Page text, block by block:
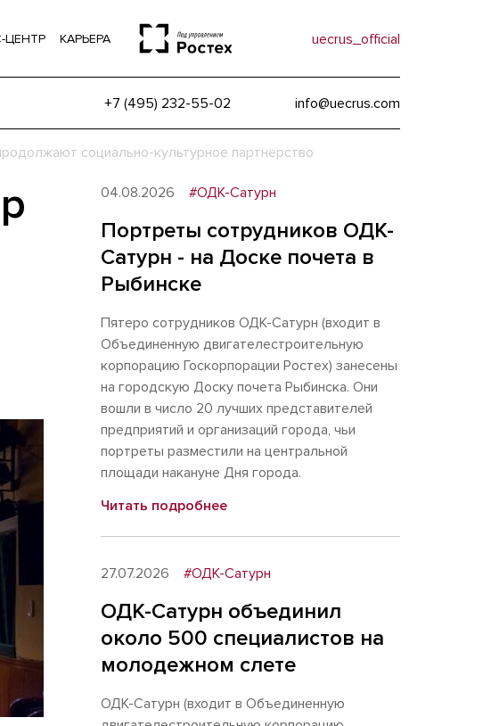
ЦЕНТР КАРЬЕРА uecrus_official
+7 (495) 232-55-02 info@uecrus.com
социально-культурное партнерство
04.08.2026 #ОДК-Сатурн
Портреты сотрудников ОДК-
Сатурн - на Доске почета в
Рыбинске
Пятеро сотрудников ОДК-Сатурн (входит в
Объединенную двигателестроительную
корпорацию Госкорпорации Ростех) занесены
на городскую Доску почета Рыбинска. Они
вошли в число 20 лучших представителей
предприятий и организаций города, чьи
портреты разместили на центральной
площади накануне Дня города.
Читать подробнее
27.07.2026 #ОДК-Сатурн
ОДК-Сатурн объединил
около 500 специалистов на
молодежном слете
ОДК-Сатурн (входит в Объединенную